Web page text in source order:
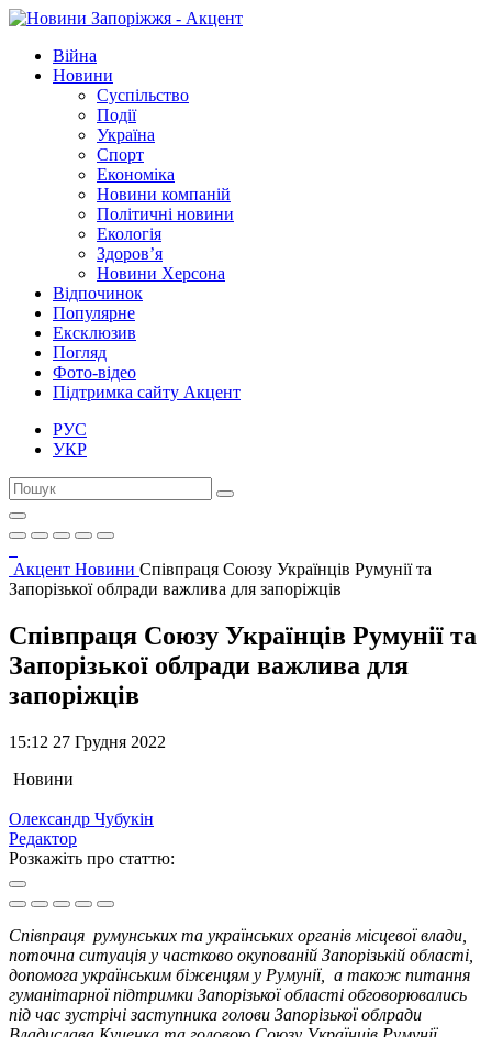
Війна
Новини
Суспільство
Події
Україна
Спорт
Економіка
Новини компаній
Політичні новини
Екологія
Здоров’я
Новини Херсона
Відпочинок
Популярне
Ексклюзив
Погляд
Фото-відео
Підтримка сайту Акцент
РУС
УКР
Акцент Новини Співпраця Союзу Українців Румунії та
Запорізької облради важлива для запоріжців
Співпраця Союзу Українців Румунії та
Запорізької облради важлива для
запоріжців
15:12 27 Грудня 2022
Новини
Олександр Чубукін
Редактор
Розкажіть про статтю:
Співпраця румунських та українських органів місцевої влади,
поточна ситуація у частково окупованій Запорізькій області,
допомога українським біженцям у Румунії, а також питання
гуманітарної підтримки Запорізької області обговорювались
під час зустрічі заступника голови Запорізької облради